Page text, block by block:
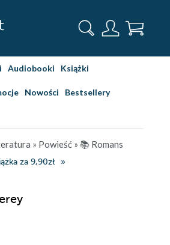
Audiobooki Książki
Nowości Bestsellery
» Powieść » 📚 Romans
za 9,90zł